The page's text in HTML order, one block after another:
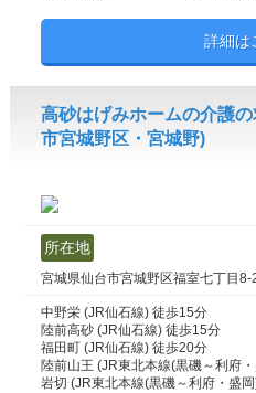
詳細は
高砂はげみホームの介護
市宮城野区・宮城野)
所在地
宮城県仙台市宮城野区福室七丁目8-
中野栄 (JR仙石線) 徒歩15分
陸前高砂 (JR仙石線) 徒歩15分
福田町 (JR仙石線) 徒歩20分
陸前山王 (JR東北本線(黒磯～利府
岩切 (JR東北本線(黒磯～利府・盛